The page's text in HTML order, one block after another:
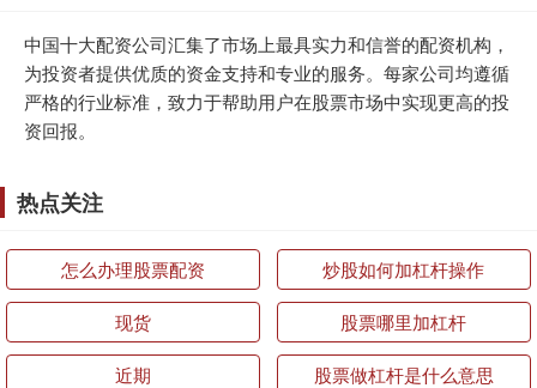
中国十大配资公司汇集了市场上最具实力和信誉的配资机构，
为投资者提供优质的资金支持和专业的服务。每家公司均遵循
严格的行业标准，致力于帮助用户在股票市场中实现更高的投
资回报。
热点关注
怎么办理股票配资 炒股如何加杠杆操作
现货 股票哪里加杠杆
近期 股票做杠杆是什么意思